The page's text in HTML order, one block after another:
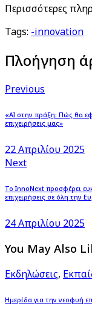
Περισσότερες
Tags: -innovation
Πλοήγηση
Previous
«AI στην πράξη: Πώς θα
επιχειρήσεις μας»
22 Απριλίου 2025
Next
Το InnoNext προσφέρει
επιχειρήσεις σε όλη την
24 Απριλίου 2025
You May Also
Εκδηλώσεις,
Ημερίδα για την νεοφυή